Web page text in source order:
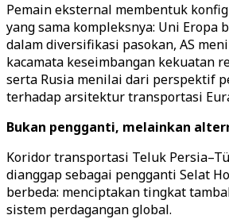
Pemain eksternal membentuk
yang sama kompleksnya: Uni Eropa
dalam diversifikasi pasokan, AS
kacamata keseimbangan kekuatan
serta Rusia menilai dari perspektif
terhadap arsitektur transportasi
Bukan pengganti, melainkan
Koridor transportasi Teluk
dianggap sebagai pengganti Selat
berbeda: menciptakan tingkat
sistem perdagangan global.